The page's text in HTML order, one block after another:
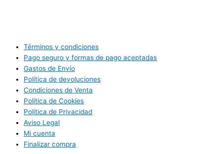
Términos y condiciones
Pago seguro y formas de pago aceptadas
Gastos de Envío
Política de devoluciones
Condiciones de Venta
Política de Cookies
Política de Privacidad
Aviso Legal
Mi cuenta
Finalizar compra